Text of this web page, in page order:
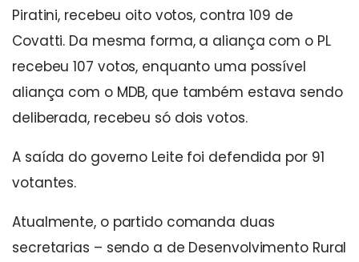
Piratini, recebeu oito votos, contra 109 de
Covatti. Da mesma forma, a aliança com o PL
recebeu 107 votos, enquanto uma possível
aliança com o MDB, que também estava sendo
deliberada, recebeu só dois votos.
A saída do governo Leite foi defendida por 91
votantes.
Atualmente, o partido comanda duas
secretarias – sendo a de Desenvolvimento Rural